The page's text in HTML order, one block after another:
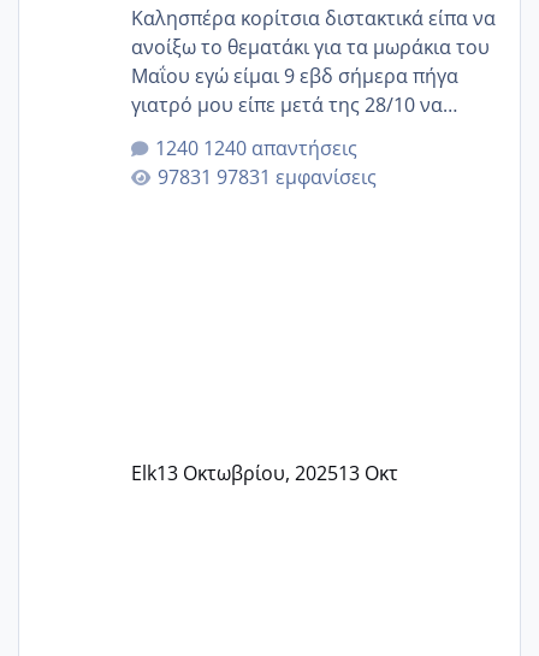
Καλησπέρα κορίτσια διστακτικά είπα να
ανοίξω το θεματάκι για τα μωράκια του
Μαΐου εγώ είμαι 9 εβδ σήμερα πήγα
γιατρό μου είπε μετά της 28/10 να
κλείσω ραντεβού για την αυχενική είναι
καμιά άλλη κοπέλα να γεννάει Μάιο ;;
1240 απαντήσεις
97831 εμφανίσεις
Elk13 Οκτωβρίου, 202513 Οκτ